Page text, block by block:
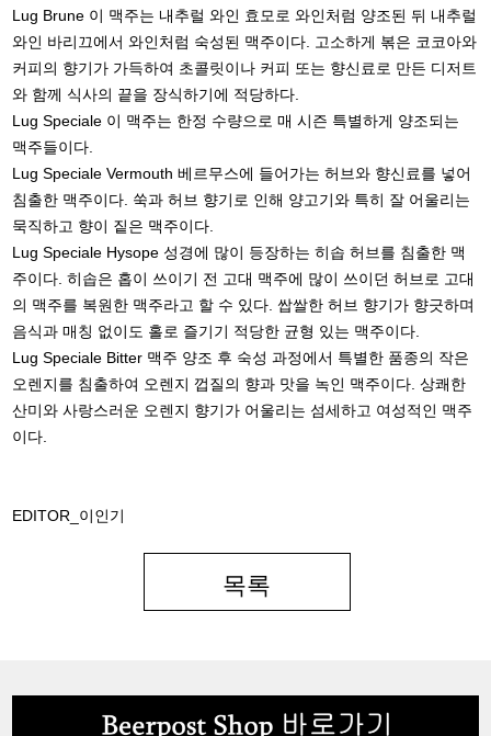
Lug Brune 이 맥주는 내추럴 와인 효모로 와인처럼 양조된 뒤 내추럴
와인 바리끄에서 와인처럼 숙성된 맥주이다. 고소하게 볶은 코코아와
커피의 향기가 가득하여 초콜릿이나 커피 또는 향신료로 만든 디저트
와 함께 식사의 끝을 장식하기에 적당하다.
Lug Speciale 이 맥주는 한정 수량으로 매 시즌 특별하게 양조되는
맥주들이다.
Lug Speciale Vermouth 베르무스에 들어가는 허브와 향신료를 넣어
침출한 맥주이다. 쑥과 허브 향기로 인해 양고기와 특히 잘 어울리는
묵직하고 향이 짙은 맥주이다.
Lug Speciale Hysope 성경에 많이 등장하는 히솝 허브를 침출한 맥
주이다. 히솝은 홉이 쓰이기 전 고대 맥주에 많이 쓰이던 허브로 고대
의 맥주를 복원한 맥주라고 할 수 있다. 쌉쌀한 허브 향기가 향긋하며
음식과 매칭 없이도 홀로 즐기기 적당한 균형 있는 맥주이다.
Lug Speciale Bitter 맥주 양조 후 숙성 과정에서 특별한 품종의 작은
오렌지를 침출하여 오렌지 껍질의 향과 맛을 녹인 맥주이다. 상쾌한
산미와 사랑스러운 오렌지 향기가 어울리는 섬세하고 여성적인 맥주
이다.
EDITOR_이인기
목록